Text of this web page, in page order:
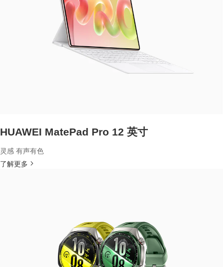
HUAWEI MatePad Pro 12 英寸
灵感 有声有色
了解更多